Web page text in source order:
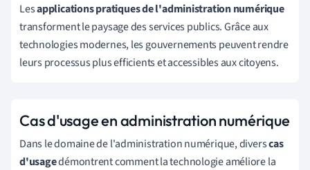
Lesapplications pratiques de l'administration numérique
transforment le paysage des services publics. Grâce aux
technologies modernes, les gouvernements peuvent rendre
leurs processus plus efficients et accessibles aux citoyens.
Cas d'usage en administration numérique
Dans le domaine de l'administration numérique, diverscas
d'usagedémontrent comment la technologie améliore la